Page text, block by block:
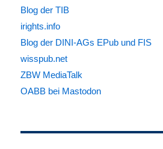
Blog der TIB
irights.info
Blog der DINI-AGs EPub und FIS
wisspub.net
ZBW MediaTalk
OABB bei Mastodon